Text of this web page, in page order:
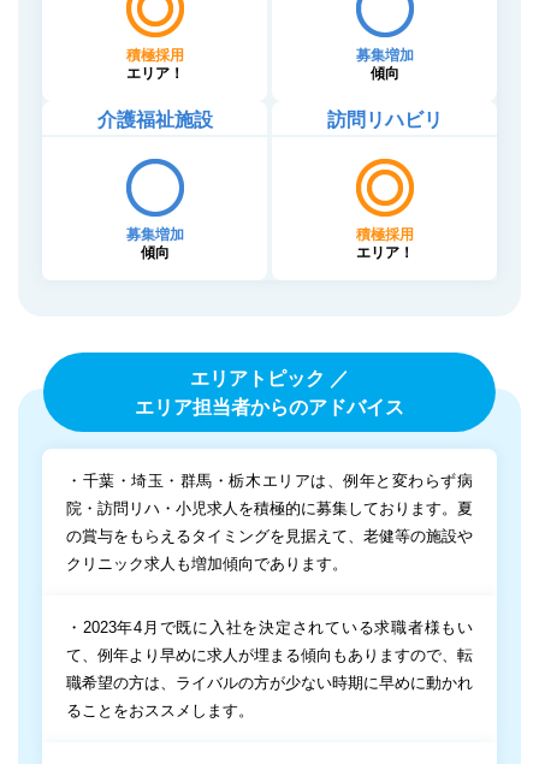
積極採用
エリア！
募集増加
傾向
介護福祉施設
募集増加
傾向
訪問リハビリ
積極採用
エリア！
エリアトピック ／
エリア担当者からのアドバイス
・千葉・埼玉・群馬・栃木エリアは、例年と変わらず病
院・訪問リハ・小児求人を積極的に募集しております。夏
の賞与をもらえるタイミングを見据えて、老健等の施設や
クリニック求人も増加傾向であります。
・2023年4月で既に入社を決定されている求職者様もい
て、例年より早めに求人が埋まる傾向もありますので、転
職希望の方は、ライバルの方が少ない時期に早めに動かれ
ることをおススメします。